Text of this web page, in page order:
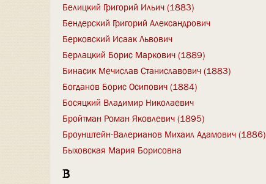
Белицкий Григорий Ильич (1883)
Бендерский Григорий Александрович
Берковский Исаак Львович
Берлацкий Борис Маркович (1889)
Бинасик Мечислав Станиславович (1883)
Богданов Борис Осипович (1884)
Босяцкий Владимир Николаевич
Бройтман Роман Яковлевич (1895)
Броунштейн-Валерианов Михаил Адамович (1886)
Быховская Мария Борисовна
В